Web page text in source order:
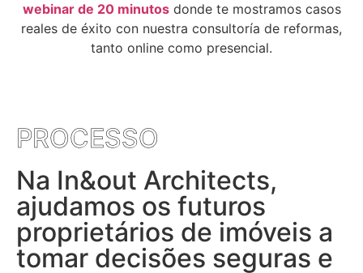
webinar de 20 minutosdonde te mostramos casos
reales de éxito con nuestra consultoría de reformas,
tanto online como presencial.
PROCESSO
Na In&out Architects,
ajudamos os futuros
proprietários de imóveis a
tomar decisões seguras e
Estadísticas
Assim,
base em
como ele é
usado.
Experiência
Para garantir
que nosso site